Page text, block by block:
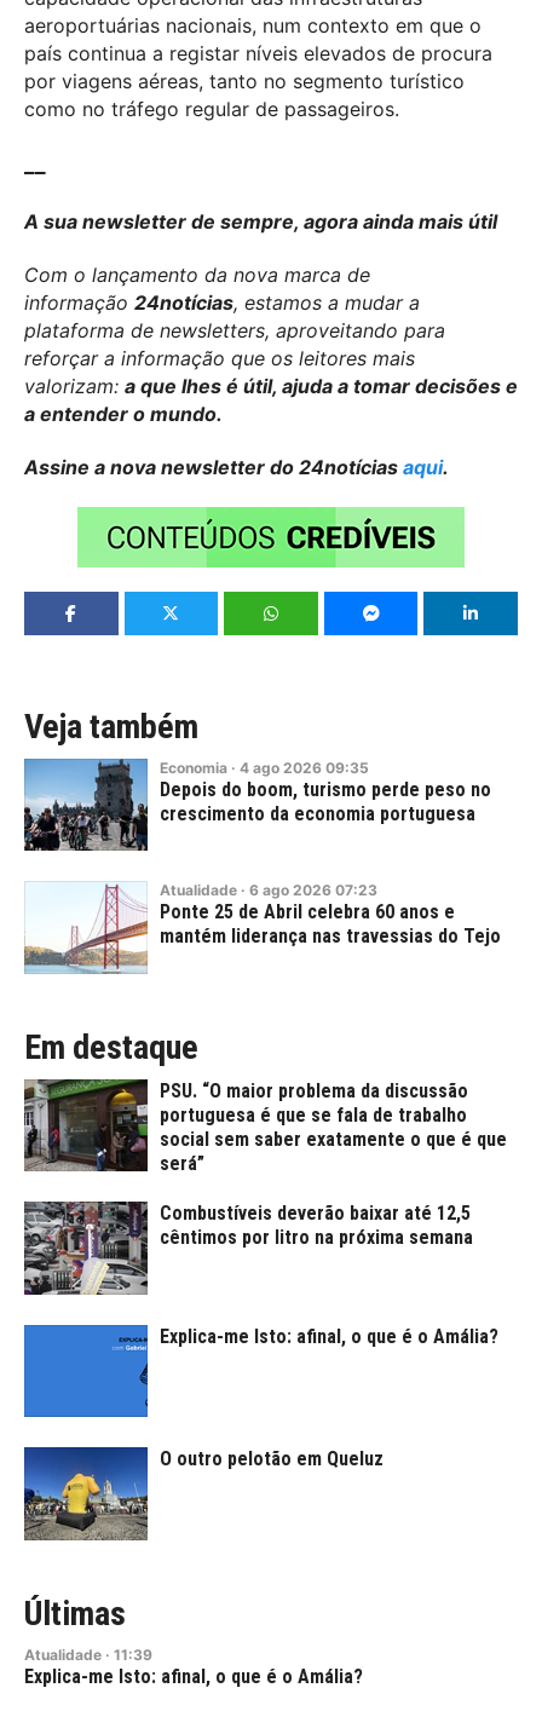
aeroportuárias nacionais, num contexto em que o
país continua a registar níveis elevados de procura
por viagens aéreas, tanto no segmento turístico
como no tráfego regular de passageiros.
A sua newsletter de sempre, agora ainda mais útil
Com o lançamento da nova marca de
informação 24notícias, estamos a mudar a
plataforma de newsletters, aproveitando para
reforçar a informação que os leitores mais
valorizam: a que lhes é útil, ajuda a tomar decisões e
a entender o mundo.
Assine a nova newsletter do 24notícias aqui.
Veja também
Economia · 4 ago 2026 09:35
Depois do boom, turismo perde peso no
crescimento da economia portuguesa
Atualidade · 6 ago 2026 07:23
Ponte 25 de Abril celebra 60 anos e
mantém liderança nas travessias do Tejo
Em destaque
PSU. “O maior problema da discussão
portuguesa é que se fala de trabalho
social sem saber exatamente o que é que
será”
Combustíveis deverão baixar até 12,5
cêntimos por litro na próxima semana
Explica-me Isto: afinal, o que é o Amália?
O outro pelotão em Queluz
Últimas
Atualidade · 11:39
Explica-me Isto: afinal, o que é o Amália?